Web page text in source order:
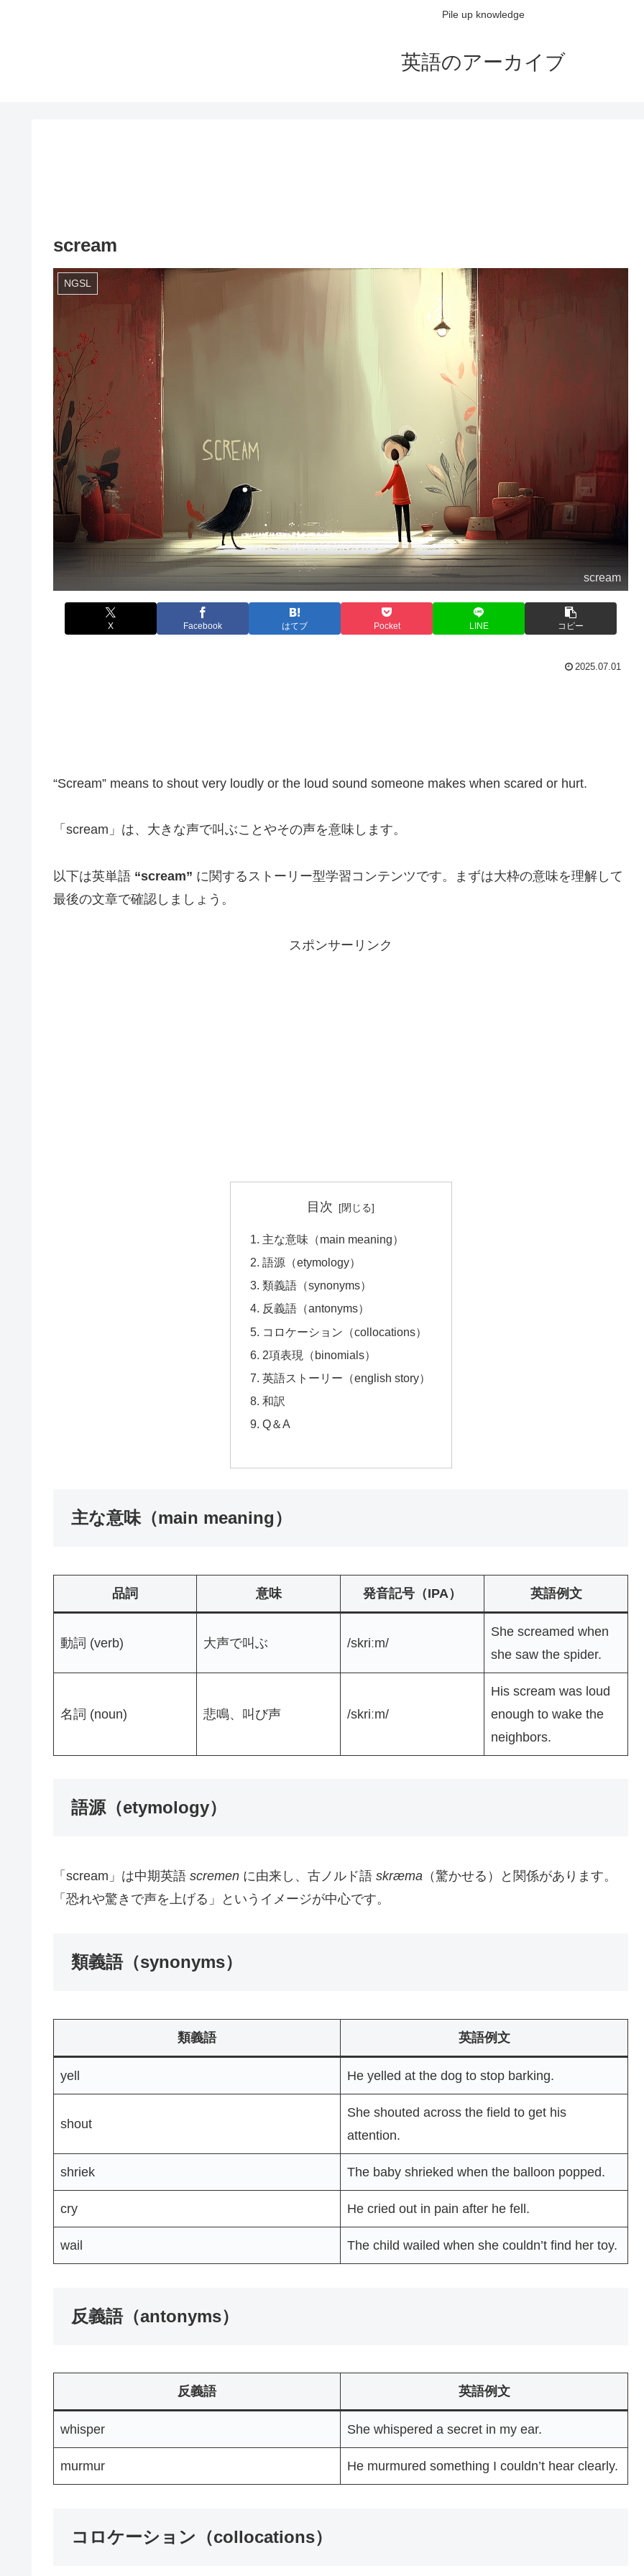
Pile up knowledge
英語のアーカイブ
scream
NGSL
scream
X Facebook はてブ Pocket LINE コピー
2025.07.01
“Scream” means to shout very loudly or the loud sound someone makes when scared or hurt.
「scream」は、大きな声で叫ぶことやその声を意味します。
以下は英単語 “scream” に関するストーリー型学習コンテンツです。まずは大枠の意味を理解して
最後の文章で確認しましょう。
スポンサーリンク
目次
主な意味（main meaning）
語源（etymology）
類義語（synonyms）
反義語（antonyms）
コロケーション（collocations）
2項表現（binomials）
英語ストーリー（english story）
和訳
Q＆A
主な意味（main meaning）
品詞 意味 発音記号（IPA） 英語例文
動詞 (verb) 大声で叫ぶ /skriːm/
She screamed when
she saw the spider.
名詞 (noun) 悲鳴、叫び声 /skriːm/
His scream was loud
enough to wake the
neighbors.
語源（etymology）
「scream」は中期英語 scremen に由来し、古ノルド語 skræma （驚かせる）と関係があります。
「恐れや驚きで声を上げる」というイメージが中心です。
類義語（synonyms）
類義語 英語例文
yell He yelled at the dog to stop barking.
shout
She shouted across the field to get his
attention.
shriek The baby shrieked when the balloon popped.
cry He cried out in pain after he fell.
wail The child wailed when she couldn’t find her toy.
反義語（antonyms）
反義語 英語例文
whisper She whispered a secret in my ear.
murmur He murmured something I couldn’t hear clearly.
コロケーション（collocations）